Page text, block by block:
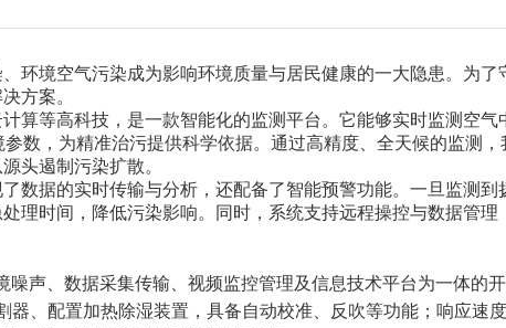
环境空气污染‌成为影响环境质量与居民健康的一大隐患。‌为了
方案。‌
算等高科技，‌是一款智能化的监测平台。‌它能够实时监测空气
数，‌为精准治污提供科学依据。‌通过高精度、‌全天候的监测，‌
头遏制污染扩散。‌
数据的实时传输与分析，‌还配备了智能预警功能。‌一旦监测到
理时间，‌降低污染影响。‌同时，‌系统支持远程操控与数据管理
噪声、数据采集传输、视频监控管理及信息技术平台为一体的
器、配置加热除湿装置，具备自动校准、反吹等功能；响应速